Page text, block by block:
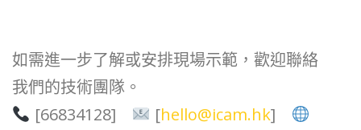
如需進一步了解或安排現場示範，歡迎聯絡
我們的技術團隊。
[66834128]
[hello@icam.hk]